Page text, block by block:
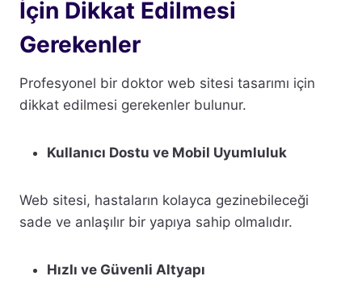
İçin Dikkat Edilmesi
Gerekenler
Profesyonel bir doktor web sitesi tasarımı için
dikkat edilmesi gerekenler bulunur.
Kullanıcı Dostu ve Mobil Uyumluluk
Web sitesi, hastaların kolayca gezinebileceği
sade ve anlaşılır bir yapıya sahip olmalıdır.
Hızlı ve Güvenli Altyapı